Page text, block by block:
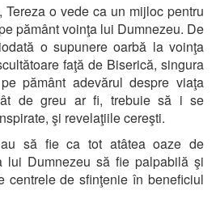
Tereza o vede ca un mijloc pentru
pământ voinţa lui Dumnezeu. De
o supunere oarbă la voinţa
faţă de Biserică, singura
pământ adevărul despre viaţa
de greu ar fi, trebuie să i se
şi revelaţiile cereşti.
să fie ca tot atâtea oaze de
lui Dumnezeu să fie palpabilă şi
centrele de sfinţenie în beneficiul